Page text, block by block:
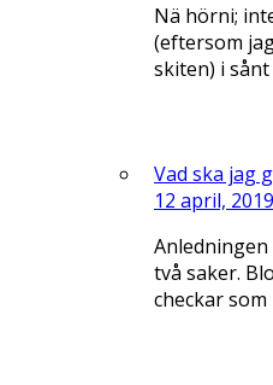
Nä hörni;
(eftersom
skiten) i
Vad ska jag
12 april, 2019
två saker.
checkar